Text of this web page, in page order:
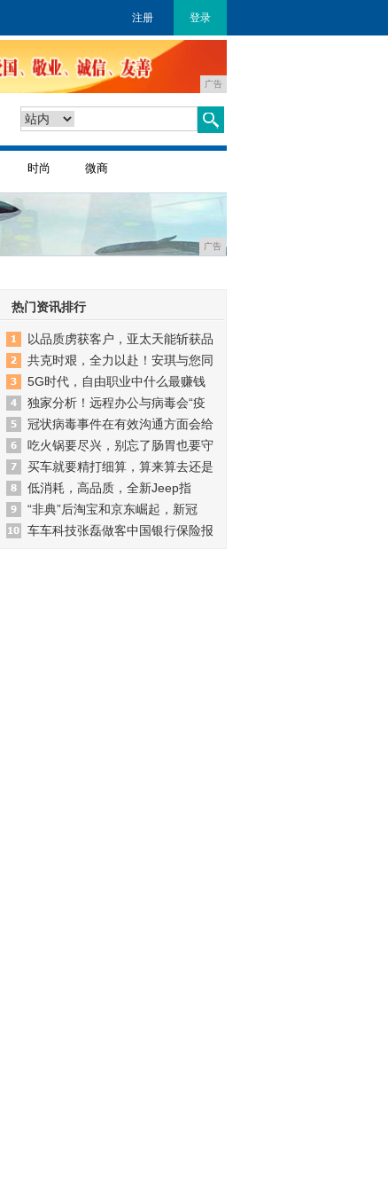
注册 登录
广告
时尚 微商
广告
热门资讯排行
以品质虏获客户，亚太天能斩获品
共克时艰，全力以赴！安琪与您同
5G时代，自由职业中什么最赚钱
独家分析！远程办公与病毒会“疫
冠状病毒事件在有效沟通方面会给
吃火锅要尽兴，别忘了肠胃也要守
买车就要精打细算，算来算去还是
低消耗，高品质，全新Jeep指
“非典”后淘宝和京东崛起，新冠
车车科技张磊做客中国银行保险报